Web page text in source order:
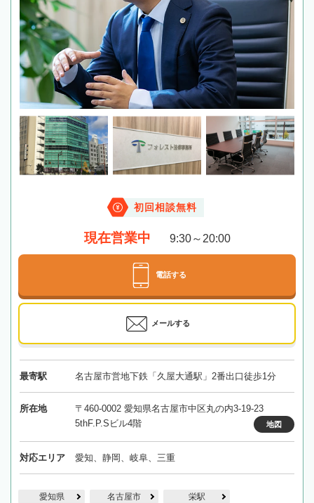
初回相談無料
現在営業中 9:30～20:00
電話する
メールする
最寄駅 名古屋市営地下鉄「久屋大通駅」2番出口徒歩1分
所在地
〒460-0002 愛知県名古屋市中区丸の内3-19-23
5thF.P.Sビル4階
地図
対応エリア 愛知、静岡、岐阜、三重
愛知県 名古屋市 栄駅